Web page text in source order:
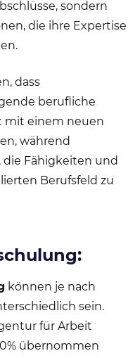
sondern
die ihre Expertise
dass
berufliche
mit einem neuen
während
Fähigkeiten und
Berufsfeld zu
können je nach
sein.
für Arbeit
übernommen